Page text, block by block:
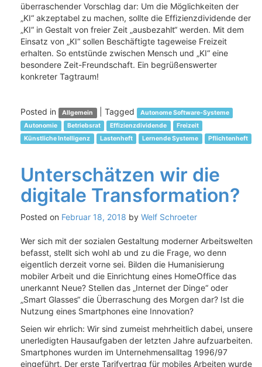
überraschender Vorschlag dar: Um die Möglichkeiten der
„KI“ akzeptabel zu machen, sollte die Effizienzdividende der
„KI“ in Gestalt von freier Zeit „ausbezahlt“ werden. Mit dem
Einsatz von „KI“ sollen Beschäftigte tageweise Freizeit
erhalten. So entstünde zwischen Mensch und „KI“ eine
besondere Zeit-Freundschaft. Ein begrüßenswerter
konkreter Tagtraum!
Posted in Allgemein Tagged
Autonome Software-Systeme
Autonomie
Betriebsrat Effizienzdividende
Freizeit
Künstliche Intelligenz
Lastenheft Lernende Systeme Pflichtenheft
Unterschätzen wir die
digitale Transformation?
Posted on Februar 18, 2018 by Welf Schroeter
Wer sich mit der sozialen Gestaltung moderner Arbeitswelten
befasst, stellt sich wohl ab und zu die Frage, wo denn
eigentlich derzeit vorne sei. Bilden die Humanisierung
mobiler Arbeit und die Einrichtung eines HomeOffice das
unerkannt Neue? Stellen das „Internet der Dinge“ oder
„Smart Glasses“ die Überraschung des Morgen dar? Ist die
Nutzung eines Smartphones eine Innovation?
Seien wir ehrlich: Wir sind zumeist mehrheitlich dabei, unsere
unerledigten Hausaufgaben der letzten Jahre aufzuarbeiten.
Smartphones wurden im Unternehmensalltag 1996/97
eingeführt. Der erste Tarifvertrag für mobiles Arbeiten wurde